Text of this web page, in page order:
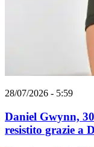
28/07/2026 - 5:59
Daniel Gwynn,
resistito grazie a